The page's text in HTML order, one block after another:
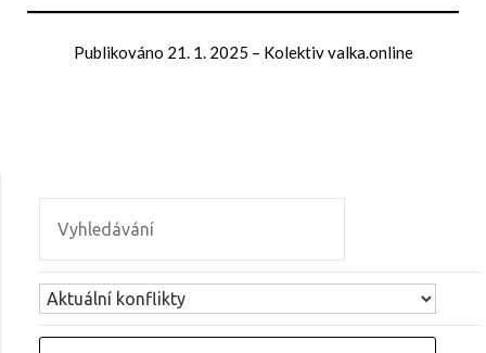
Publikováno 21. 1. 2025 – Kolektiv valka.online